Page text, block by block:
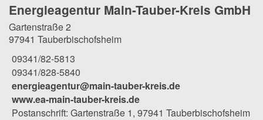
Energieagentur Main-Tauber-Kreis GmbH
Gartenstraße 2
97941 Tauberbischofsheim
09341/82-5813
09341/828-5840
energieagentur@main-tauber-kreis.de
www.ea-main-tauber-kreis.de
Postanschrift: Gartenstraße 1, 97941 Tauberbischofsheim